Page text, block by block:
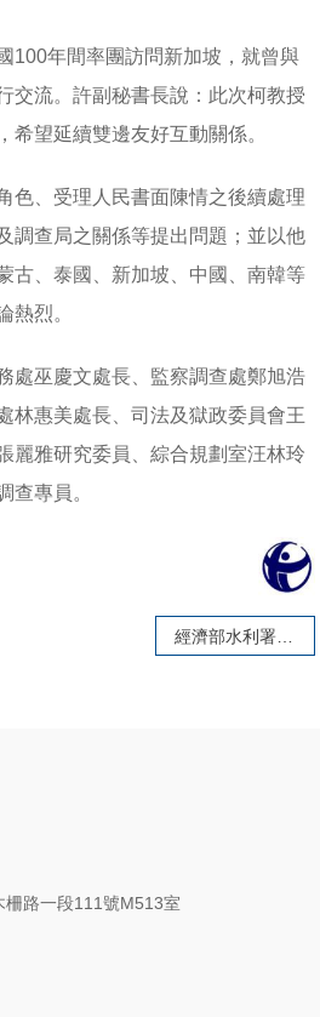
100年間率團訪問新加坡，就曾與
交流。許副秘書長說：此次柯教授
希望延續雙邊友好互動關係。
色、受理人民書面陳情之後續處理
調查局之關係等提出問題；並以他
古、泰國、新加坡、中國、南韓等
熱烈。
處巫慶文處長、監察調查處鄭旭浩
林惠美處長、司法及獄政委員會王
麗雅研究委員、綜合規劃室汪林玲
查專員。
經濟部水利署主秘賴建信拜會本會
路一段111號M513室